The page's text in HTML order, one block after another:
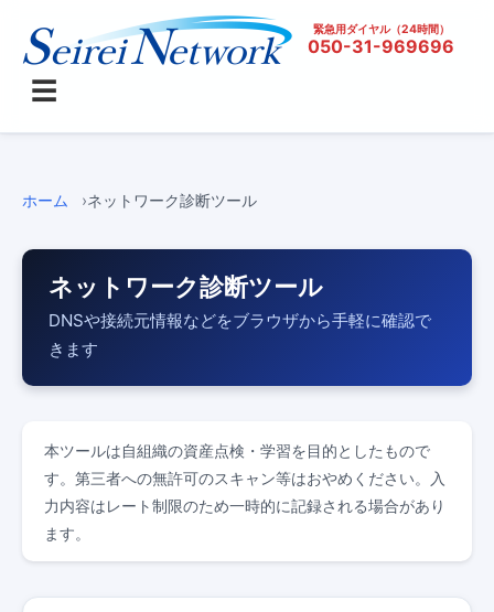
緊急用ダイヤル（24時間）
050-31-969696
☰
ホーム ネットワーク診断ツール
ネットワーク診断ツール
DNSや接続元情報などをブラウザから手軽に確認で
きます
本ツールは自組織の資産点検・学習を目的としたもので
す。第三者への無許可のスキャン等はおやめください。入
力内容はレート制限のため一時的に記録される場合があり
ます。